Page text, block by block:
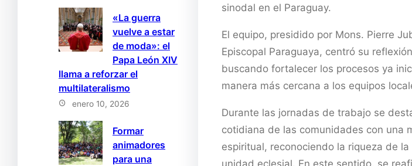
«La guerra
vuelve a estar
de moda»: el
Papa León XIV
llama a reforzar el
multilateralismo
enero 10, 2026
Formar
animadores
para una
sinodal en el Paraguay.
El equipo, presidido por Mons. Pierre
Episcopal Paraguaya, centró su
buscando fortalecer los procesos ya
manera más cercana a los equipos
Durante las jornadas de trabajo se
cotidiana de las comunidades con una
espiritual, reconociendo la riqueza de
unidad eclesial. En este sentido, se